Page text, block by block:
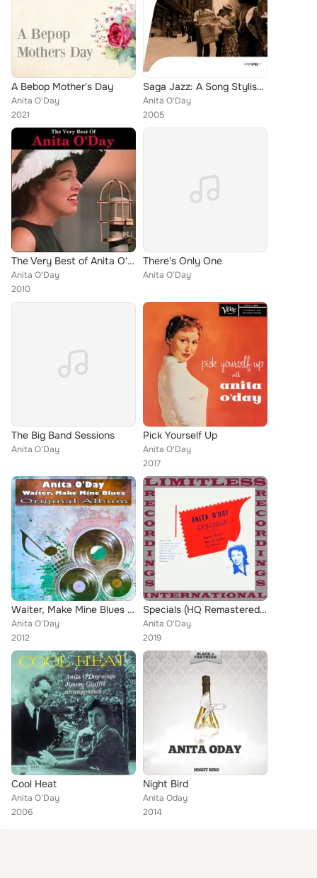
A Bebop Mother's Day
Anita O'Day
2021
Saga Jazz: A Song Stylist In Swingland
Anita O'Day
2005
The Very Best of Anita O'Day
Anita O'Day
2010
There's Only One
Anita O’Day
The Big Band Sessions
Anita O’Day
Pick Yourself Up
Anita O'Day
2017
Waiter, Make Mine Blues (Original Album)
Anita O'Day
2012
Specials (HQ Remastered Version)
Anita O'Day
2019
Cool Heat
Anita O'Day
2006
Night Bird
Anita Oday
2014